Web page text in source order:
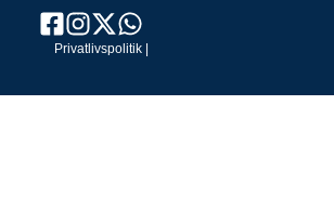
Privatlivspolitik